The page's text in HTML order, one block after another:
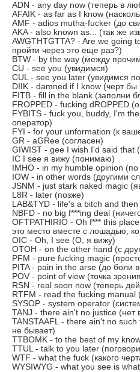
ADN - any day now (теперь в
AFAIK - as far as I know
AMF - adios mutha-fucker (до
AKA - also known as... (так же
AWGTHTGTTA? - Are we
пpойти чеpез это еще раз?)
BTW - by the way (между
CU - see you (увидимся)
CUL - see you later (увидимся
DIIK - damned if I know (черт
FITB - fill in the blank (заполни
FROPPED - fucking dROPPED
FYBITS - fuck you, buddy, I'm
оператор)
FYI - for your unformation (к
GR - aGRee (согласен)
GIWIST - gee I wish I'd said that
IC I see я вижу (понимаю)
IMHO - in my humble opinion
IOW - in other words (другими
JSNM - just stark naked magic
L8R - later (позже)
LAB&TYD - life's a bitch and
NBFD - no big f***ing deal
OFTPATHIRIO - Oh f*** this
это место вместе с лошадью,
OIC - Oh, I see (О, я вижу)
OTOH - on the other hand (с
PFM - pure fucking magic
PITA - pain in the arse (до боли
POV - point of view (точка
RSN - real soon now (теперь
RTFM - read the fucking manual
SYSOP - system operator
TANJ - there ain't no justice (нет
TANSTAAFL - there ain't no
не бывает)
TTBOMK - to the best of my
TTUL - talk to you later
WTF - what the fuck (какого
WYSIWYG - what you see is